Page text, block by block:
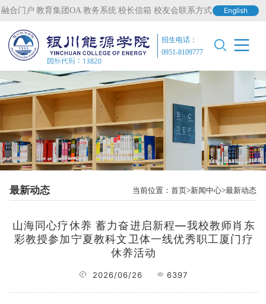
融合门户 教育集团OA 教务系统 校长信箱 校友会联系方式 English
招生电话：
0951-8109777
最新动态 当前位置：首页 新闻中心 最新动态
山海同心疗休养 蓄力奋进启新程—我校教师肖东
彩教授参加宁夏教科文卫体一线优秀职工厦门疗
休养活动
2026/06/26 6397